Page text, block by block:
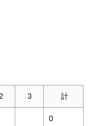
2 3 計
0